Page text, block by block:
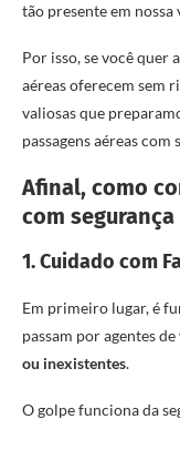
tão presente em nossa
Por isso, se você quer
aéreas oferecem sem
valiosas que
passagens aéreas
Afinal, como
com segurança
1. Cuidado com
Em primeiro lugar, é
passam por agentes de
ou inexistentes.
O golpe funciona da